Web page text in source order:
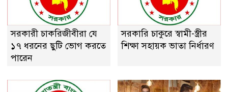
সরকারী চাকরিজীবীরা যে
১৭ ধরনের ছুটি ভোগ করতে
পারেন
সরকারি চাকুরে স্বামী-স্ত্রীর
শিক্ষা সহায়ক ভাতা নির্ধারণ